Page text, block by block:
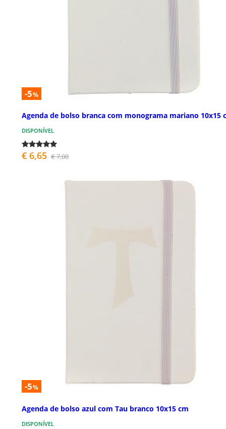
-5%
Agenda de bolso branca com monograma mariano 10x15
DISPONÍVEL
€ 6,65 € 7,00
-5%
Agenda de bolso azul com Tau branco 10x15 cm
DISPONÍVEL